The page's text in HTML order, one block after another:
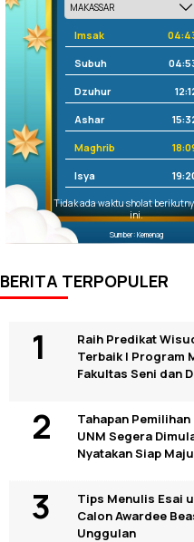
Imsak
Subuh
Dzuhur
Ashar
Maghrib
Isya
Tidak ada waktu sholat
ini.
Sumber: Kemenag
BERITA TERPOPULER
Raih Predikat
Terbaik I Program
Fakultas Seni dan
Tahapan
UNM Segera
Nyatakan Siap Maju
Tips Menulis Esai
Calon Awardee
Unggulan